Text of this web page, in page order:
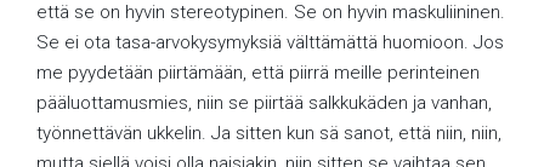
että se on hyvin stereotypinen. Se on hyvin maskuliininen.
Se ei ota tasa-arvokysymyksiä välttämättä huomioon. Jos
me pyydetään piirtämään, että piirrä meille perinteinen
pääluottamusmies, niin se piirtää salkkukäden ja vanhan,
työnnettävän ukkelin. Ja sitten kun sä sanot, että niin, niin,